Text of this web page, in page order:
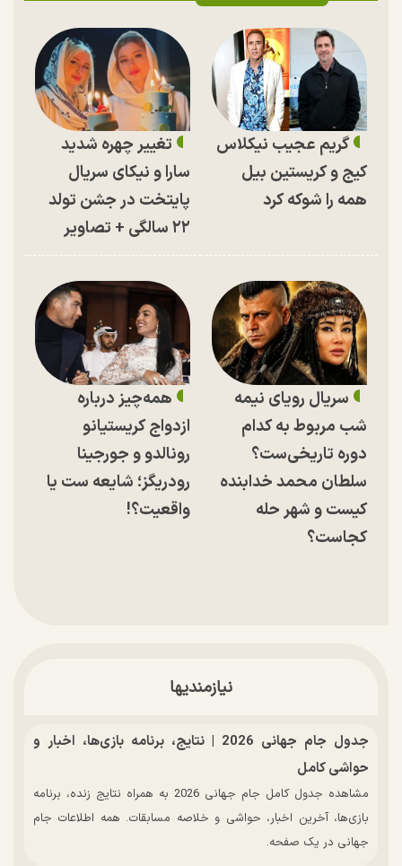
گریم عجیب نیکلاس
کیج و کریستین بیل
همه را شوکه کرد
تغییر چهره شدید
سارا و نیکای سریال
پایتخت در جشن تولد
۲۲ سالگی + تصاویر
سریال رویای نیمه
شب مربوط به کدام
دوره تاریخی‌ست؟
سلطان محمد خدابنده
کیست و شهر حله
کجاست؟
همه‌چیز درباره
ازدواج کریستیانو
رونالدو و جورجینا
رودریگز؛ شایعه ست یا
واقعیت؟!
نیازمندیها
جدول جام جهانی 2026 | نتایج، برنامه بازی‌ها، اخبار و
حواشی کامل
مشاهده جدول کامل جام جهانی 2026 به همراه نتایج زنده، برنامه
بازی‌ها، آخرین اخبار، حواشی و خلاصه مسابقات. همه اطلاعات جام
جهانی در یک صفحه.